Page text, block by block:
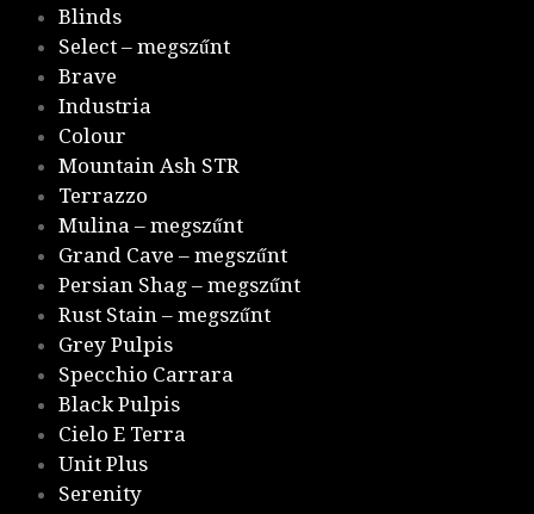
Blinds
Select – megszűnt
Brave
Industria
Colour
Mountain Ash STR
Terrazzo
Mulina – megszűnt
Grand Cave – megszűnt
Persian Shag – megszűnt
Rust Stain – megszűnt
Grey Pulpis
Specchio Carrara
Black Pulpis
Cielo E Terra
Unit Plus
Serenity